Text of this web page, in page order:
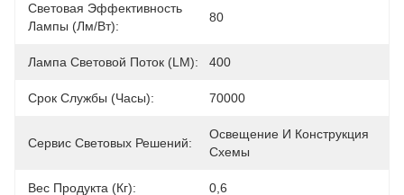
Световая Эффективность
Лампы (лм/Вт):
80
Лампа Световой Поток (LM): 400
Срок Службы (часы): 70000
Сервис Световых Решений:
Освещение И Конструкция
Схемы
Вес Продукта (кг): 0,6